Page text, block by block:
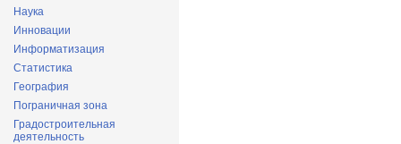
Наука
Инновации
Информатизация
Статистика
География
Пограничная зона
Градостроительная
деятельность